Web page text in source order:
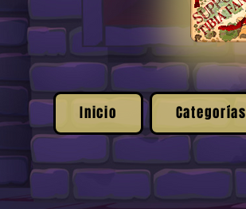
Inicio Categorías